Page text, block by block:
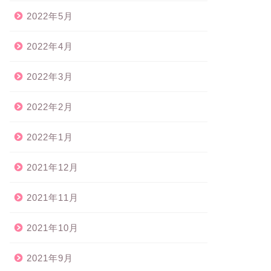
2022年5月
2022年4月
2022年3月
2022年2月
2022年1月
2021年12月
2021年11月
2021年10月
2021年9月